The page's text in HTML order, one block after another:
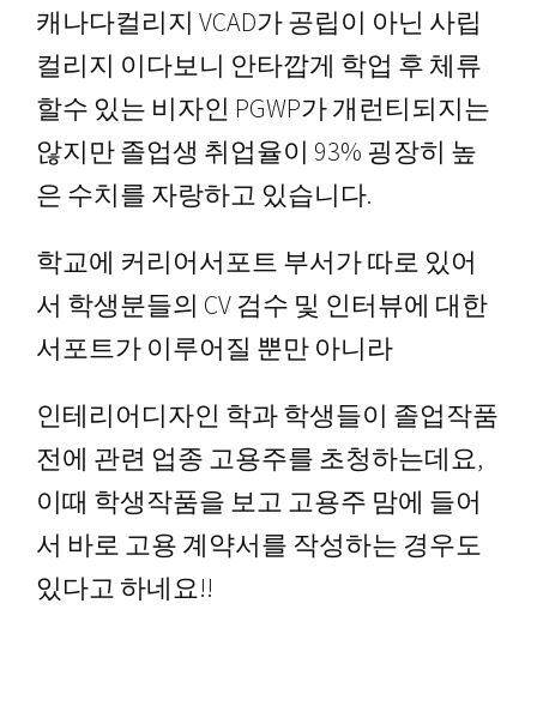
캐나다컬리지 VCAD가 공립이 아닌 사립
컬리지 이다보니 안타깝게 학업 후 체류
할수 있는 비자인 PGWP가 개런티되지는
않지만 졸업생 취업율이 93% 굉장히 높
은 수치를 자랑하고 있습니다.
학교에 커리어서포트 부서가 따로 있어
서 학생분들의 CV 검수 및 인터뷰에 대한
서포트가 이루어질 뿐만 아니라
인테리어디자인 학과 학생들이 졸업작품
전에 관련 업종 고용주를 초청하는데요,
이때 학생작품을 보고 고용주 맘에 들어
서 바로 고용 계약서를 작성하는 경우도
있다고 하네요!!